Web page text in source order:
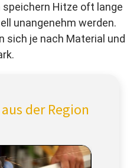
Hitze oft lange
unangenehm werden.
sich je nach Material und
der Region